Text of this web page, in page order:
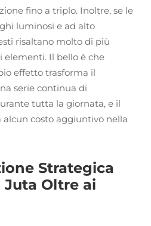
fino a triplo. Inoltre, se le
luminosi e ad alto
risaltano molto di più
elementi. Il bello è che
effetto trasforma il
serie continua di
tutta la giornata, e il
costo aggiuntivo nella
Strategica
Oltre ai